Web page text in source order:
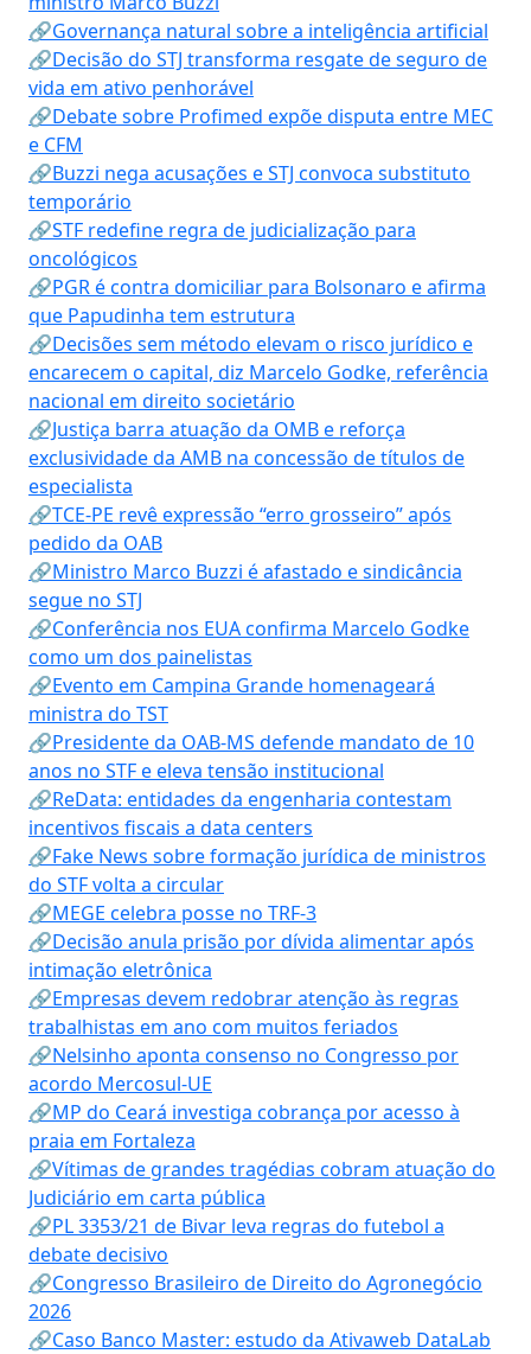
🔗Governança natural sobre a inteligência artificial
🔗Decisão do STJ transforma resgate de seguro de
vida em ativo penhorável
🔗Debate sobre Profimed expõe disputa entre MEC
e CFM
🔗Buzzi nega acusações e STJ convoca substituto
temporário
🔗STF redefine regra de judicialização para
oncológicos
🔗PGR é contra domiciliar para Bolsonaro e afirma
que Papudinha tem estrutura
🔗Decisões sem método elevam o risco jurídico e
encarecem o capital, diz Marcelo Godke, referência
nacional em direito societário
🔗Justiça barra atuação da OMB e reforça
exclusividade da AMB na concessão de títulos de
especialista
🔗TCE-PE revê expressão “erro grosseiro” após
pedido da OAB
🔗Ministro Marco Buzzi é afastado e sindicância
segue no STJ
🔗Conferência nos EUA confirma Marcelo Godke
como um dos painelistas
🔗Evento em Campina Grande homenageará
ministra do TST
🔗Presidente da OAB-MS defende mandato de 10
anos no STF e eleva tensão institucional
🔗ReData: entidades da engenharia contestam
incentivos fiscais a data centers
🔗Fake News sobre formação jurídica de ministros
do STF volta a circular
🔗MEGE celebra posse no TRF-3
🔗Decisão anula prisão por dívida alimentar após
intimação eletrônica
🔗Empresas devem redobrar atenção às regras
trabalhistas em ano com muitos feriados
🔗Nelsinho aponta consenso no Congresso por
acordo Mercosul-UE
🔗MP do Ceará investiga cobrança por acesso à
praia em Fortaleza
🔗Vítimas de grandes tragédias cobram atuação do
Judiciário em carta pública
🔗PL 3353/21 de Bivar leva regras do futebol a
debate decisivo
🔗Congresso Brasileiro de Direito do Agronegócio
2026
🔗Caso Banco Master: estudo da Ativaweb DataLab